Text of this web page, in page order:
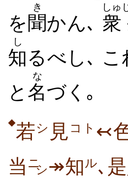
を 聞
き
かん､ 衆
しゅ
知
し
るべし､
と 名
な
づく｡
◆若シ 見 コト ↢
当 ニシ↠知ル､